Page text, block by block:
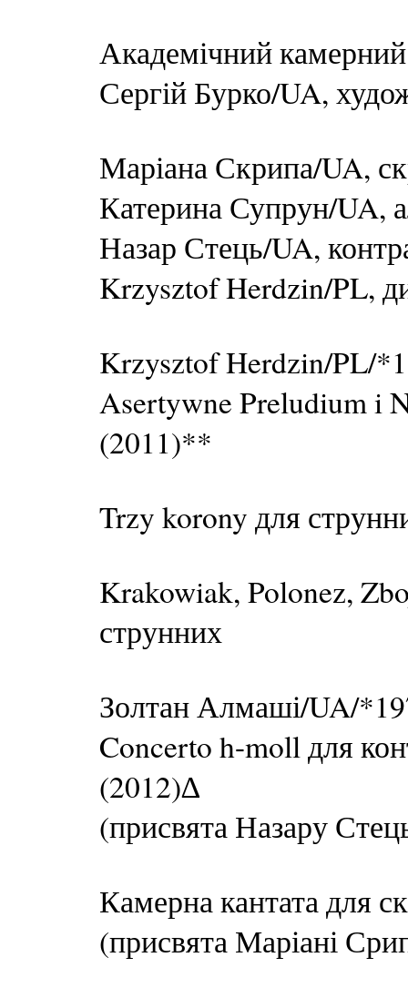
Академічний
Сергій Бурко/UA,
Маріана Скрипа/UA,
Катерина Супрун/UA,
Назар Стець/UA,
Krzysztof Herdzin/PL,
Krzysztof Herdzin/PL/
Asertywne Preludium i
(2011)**
Trzy korony для
Krakowiak, Polonez,
струнних
Золтан Алмаші/UA/
Concerto h-moll для
(2012)∆
(присвята Назару
Камерна кантата для
(присвята Маріані